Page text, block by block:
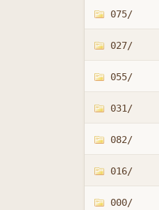
075/
027/
055/
031/
082/
016/
000/